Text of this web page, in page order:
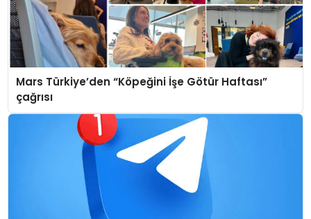
Mars Türkiye’den “Köpeğini İşe Götür Haftası”
çağrısı